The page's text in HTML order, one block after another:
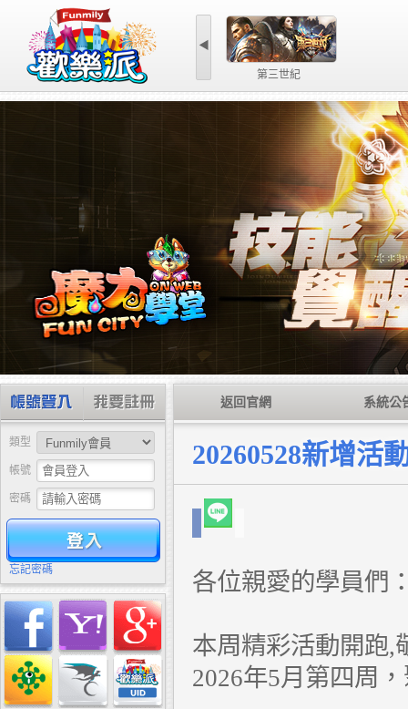
◀
第三世紀
類型
帳號
密碼
驗證
忘記密碼
返回官網 系統公
20260528新增活
各位親愛的學員們
本周精彩活動開跑,
2026年5月第四周